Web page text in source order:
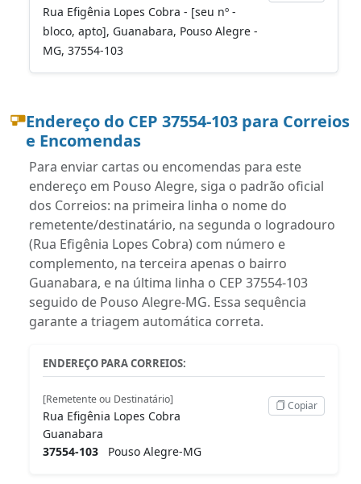
Rua Efigênia Lopes Cobra - [seu nº -
bloco, apto], Guanabara, Pouso Alegre -
MG, 37554-103
Endereço do CEP 37554-103 para Correios
e Encomendas
Para enviar cartas ou encomendas para este
endereço em Pouso Alegre, siga o padrão oficial
dos Correios: na primeira linha o nome do
remetente/destinatário, na segunda o logradouro
(Rua Efigênia Lopes Cobra) com número e
complemento, na terceira apenas o bairro
Guanabara, e na última linha o CEP 37554-103
seguido de Pouso Alegre-MG. Essa sequência
garante a triagem automática correta.
ENDEREÇO PARA CORREIOS:
[Remetente ou Destinatário]
Rua Efigênia Lopes Cobra
Guanabara
37554-103 Pouso Alegre-MG
Copiar